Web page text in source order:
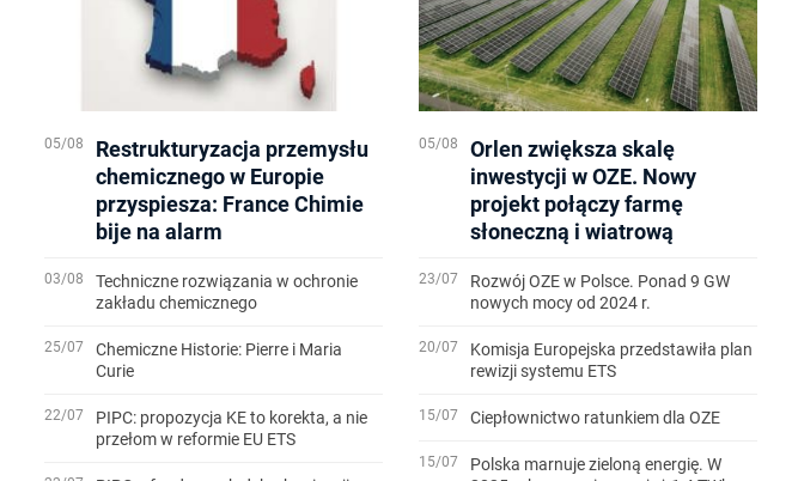
05/08
Restrukturyzacja przemysłu
chemicznego w Europie
przyspiesza: France Chimie
bije na alarm
03/08
Techniczne rozwiązania w ochronie
zakładu chemicznego
25/07
Chemiczne Historie: Pierre i Maria
Curie
22/07
PIPC: propozycja KE to korekta, a nie
przełom w reformie EU ETS
05/08
Orlen zwiększa skalę
inwestycji w OZE. Nowy
projekt połączy farmę
słoneczną i wiatrową
23/07
Rozwój OZE w Polsce. Ponad 9 GW
nowych mocy od 2024 r.
20/07
Komisja Europejska przedstawiła plan
rewizji systemu ETS
15/07 Ciepłownictwo ratunkiem dla OZE
15/07
Polska marnuje zieloną energię. W